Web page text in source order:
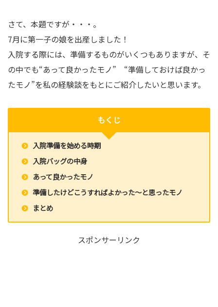
さて、本題ですが・・・。
7月に第一子の娘を出産しました！
入院する際には、準備するものがいくつもありますが、そ
の中でも“あって良かったモノ” “準備しておけば良かっ
たモノ”を私の経験談をもとにご紹介したいと思います。
もくじ
入院準備を始める時期
入院バッグの中身
あって良かったモノ
準備したけどこうすればよかった～と思ったモノ
まとめ
スポンサーリンク